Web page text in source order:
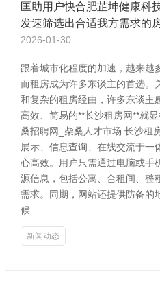
匡助用户快合肥芷坤健康科
发速筛选出合适我方需求的
2026-01-30
跟着城市化程度的加速，越来越
而租房成为许多东谈主的首选。
和复杂的租房经由，许多东谈主
高效、简易的**长沙租房网**就
桑招聘网_柴桑人才市场 长沙租
展示、信息查询、在线交流于一
心高效。用户只需通过电脑或手
源信息，包括公寓、合租间、整
需求。同期，网站还提供防备的
候
新闻动态